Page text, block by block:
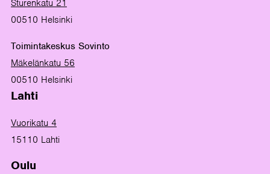
Sturenkatu 21
00510 Helsinki
Toimintakeskus Sovinto
Mäkelänkatu 56
00510 Helsinki
Lahti
Vuorikatu 4
15110 Lahti
Oulu